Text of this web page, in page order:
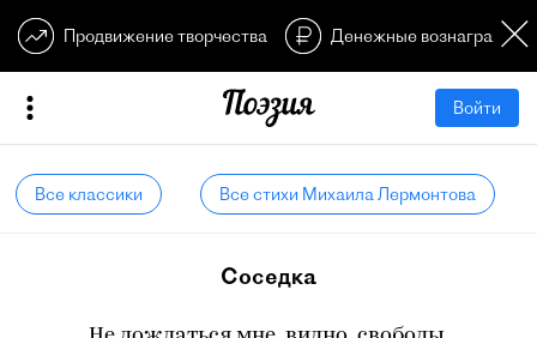
Продвижение творчества Денежные
Войти
Все классики Все стихи Михаила Лермонтова
Соседка